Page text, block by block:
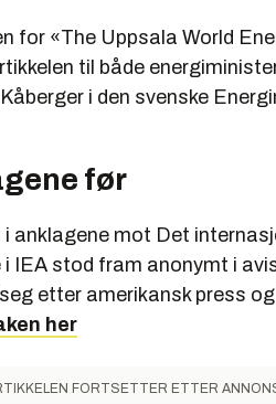
for «The Uppsala World
til både
i den svenske
før
anklagene mot Det
i IEA stod fram anonymt i
etter amerikansk press
her
FORTSETTER ETTER